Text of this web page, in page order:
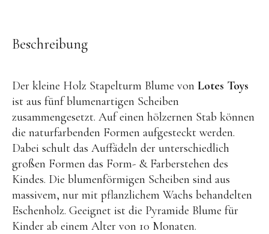
Sköna Ting | Papeterie
studio ROOF | Bastel-Sets
YEYE Sonnenbrillen für Kinder
Telmas Botanica | Kerzen
the Munio | Duftkerzen & Seifen
TILDA Puppen
Spielen
Basteln & Experimente
Beschreibung
Der kleine Holz Stapelturm Blume von Lotes Toys
ist aus fünf blumenartigen Scheiben
zusammengesetzt. Auf einen hölzernen Stab können
die naturfarbenden Formen aufgesteckt werden.
Dabei schult das Auffädeln der unterschiedlich
großen Formen das Form- & Farberstehen des
Kindes. Die blumenförmigen Scheiben sind aus
massivem, nur mit pflanzlichem Wachs behandelten
Eschenholz. Geeignet ist die Pyramide Blume für
Kinder ab einem Alter von 10 Monaten.